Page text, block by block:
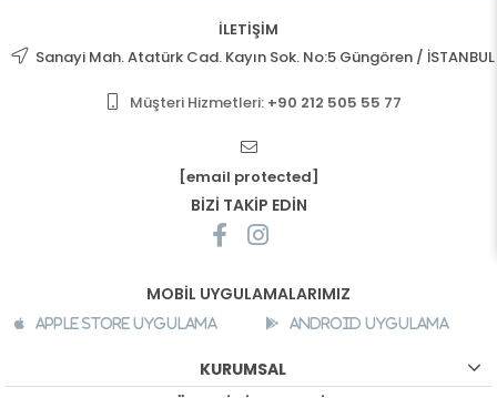
İLETİŞİM
Sanayi Mah. Atatürk Cad. Kayın Sok. No:5 Güngören / İSTANBUL
Müşteri Hizmetleri: +90 212 505 55 77
[email protected]
BİZİ TAKİP EDİN
MOBİL UYGULAMALARIMIZ
Apple Store Uygulama Android Uygulama
KURUMSAL